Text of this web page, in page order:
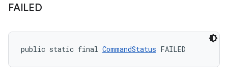
FAILED
public static final CommandStatus FAILED